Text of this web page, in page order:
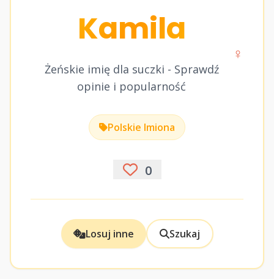
Kamila
Żeńskie imię dla suczki - Sprawdź
opinie i popularność
♀
Polskie Imiona
0
Losuj inne Szukaj